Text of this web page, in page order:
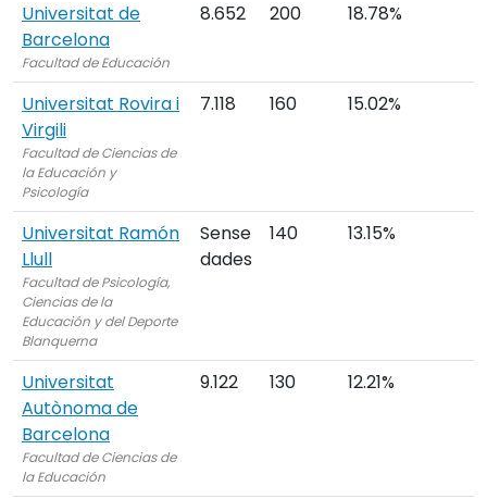
Universitat de
Barcelona
Facultad de Educación
8.652 200 18.78%
Universitat Rovira i
Virgili
Facultad de Ciencias de
la Educación y
Psicología
7.118 160 15.02%
Universitat Ramón
Llull
Facultad de Psicología,
Ciencias de la
Educación y del Deporte
Blanquerna
Sense
dades
140 13.15%
Universitat
Autònoma de
Barcelona
Facultad de Ciencias de
la Educación
9.122 130 12.21%